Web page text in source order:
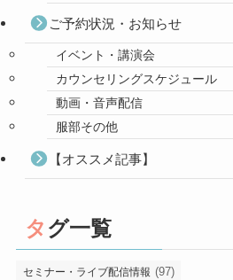
ご予約状況・お知らせ
イベント・講演会
カウンセリングスケジュール
動画・音声配信
服部その他
【オススメ記事】
タグ一覧
セミナー・ライブ配信情報 (97)